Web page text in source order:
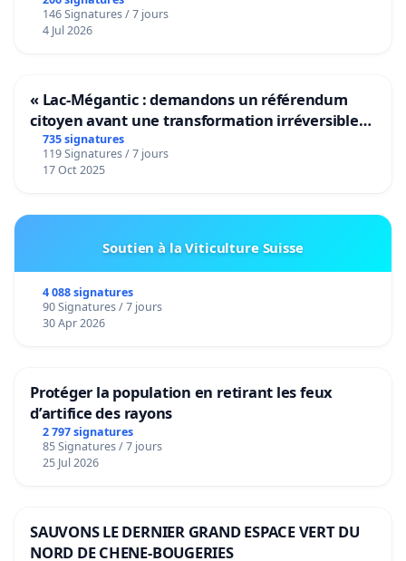
146 Signatures / 7 jours
4 Jul 2026
« Lac-Mégantic : demandons un référendum
citoyen avant une transformation irréversible
de notre territoire »
735 signatures
119 Signatures / 7 jours
17 Oct 2025
Soutien à la Viticulture Suisse
4 088 signatures
90 Signatures / 7 jours
30 Apr 2026
Protéger la population en retirant les feux
d’artifice des rayons
2 797 signatures
85 Signatures / 7 jours
25 Jul 2026
SAUVONS LE DERNIER GRAND ESPACE VERT DU
NORD DE CHENE-BOUGERIES